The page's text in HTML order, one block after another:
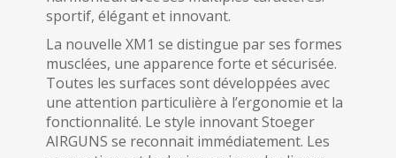
sportif, élégant et innovant.
La nouvelle XM1 se distingue par ses formes
musclées, une apparence forte et sécurisée.
Toutes les surfaces sont développées avec
une attention particulière à l’ergonomie et la
fonctionnalité. Le style innovant Stoeger
AIRGUNS se reconnait immédiatement. Les